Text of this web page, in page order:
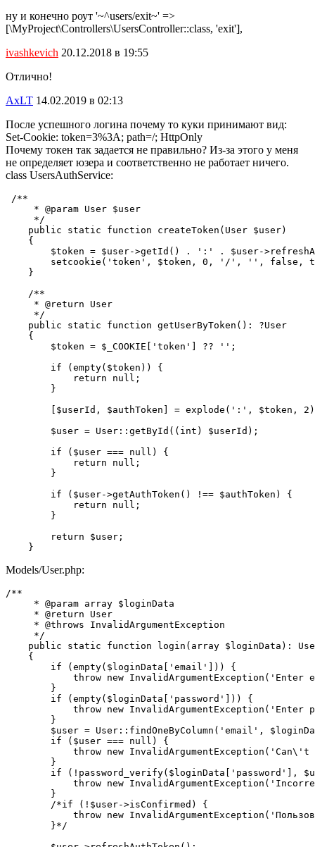
ну и конечно роут '~^users/exit~' =>
[\MyProject\Controllers\UsersController::class, 'exit'],
ivashkevich 20.12.2018 в 19:55
Отлично!
AxLT 14.02.2019 в 02:13
После успешного логина почему то куки принимают вид:
Set-Cookie: token=3%3A; path=/; HttpOnly
Почему токен так задается не правильно? Из-за этого у меня
не определяет юзера и соответственно не работает ничего.
class UsersAuthService:
/**
     * @param User $user
     */
    public static function createToken(User $user)
    {
$token = $user->getId() . ':' . $user-
setcookie('token', $token, 0, '/', '', false,
    }
    /**
     * @return User
     */
    public static function getUserByToken(): ?User
    {
        $token = $_COOKIE['token'] ?? '';
        if (empty($token)) {
            return null;
        }
[$userId, $authToken] = explode(':', $token,
        $user = User::getById((int) $userId);
        if ($user === null) {
            return null;
        }
        if ($user->getAuthToken() !== $authToken) {
            return null;
        }
        return $user;
    }
Models/User.php:
/**
     * @param array $loginData
     * @return User
     * @throws InvalidArgumentException
     */
public static function login(array $loginData):
    {
        if (empty($loginData['email'])) {
throw new InvalidArgumentException('Enter
        }
        if (empty($loginData['password'])) {
throw new InvalidArgumentException('Enter
        }
$user = User::findOneByColumn('email',
        if ($user === null) {
throw new InvalidArgumentException('Can\'t
        }
if (!password_verify($loginData['password'],
throw new
        }
        /*if (!$user->isConfirmed) {
throw new
        }*/